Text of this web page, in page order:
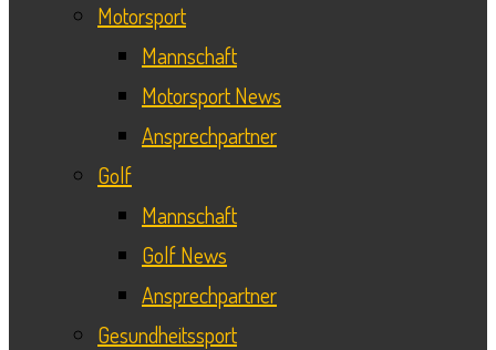
Motorsport
Mannschaft
Motorsport News
Ansprechpartner
Golf
Mannschaft
Golf News
Ansprechpartner
Gesundheitssport